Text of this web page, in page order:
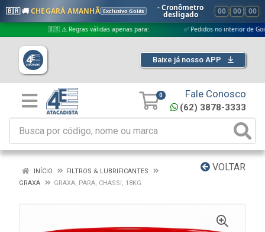
🇧🇷 🚚CHEGARÁ AMANHÃ Exclusivo Goiás - Cronômetro
desligado 00 : 00 : 00
🇧🇷 ⚠️ Regras válidas apenas para: ✅ Pedidos no interior de Goiás
Baixe já nosso APP
0 Fale Conosco
(62) 3878-3333
VOLTAR
INÍCIO
FILTROS & LUBRIFICANTES
GRAXA
GRAXA, PARA, CHASSI, 18KG